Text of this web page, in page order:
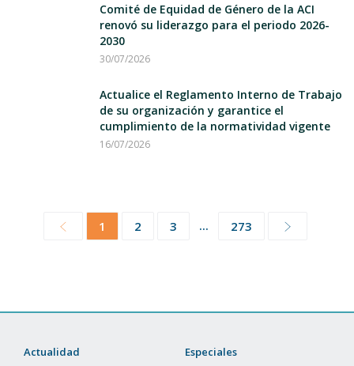
Comité de Equidad de Género de la ACI
renovó su liderazgo para el periodo 2026-
2030
30/07/2026
Actualice el Reglamento Interno de Trabajo
de su organización y garantice el
cumplimiento de la normatividad vigente
16/07/2026
1 2 3 ... 273
Actualidad Especiales